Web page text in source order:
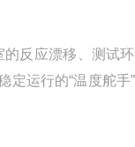
反应漂移、测试
运行的“温度舵手